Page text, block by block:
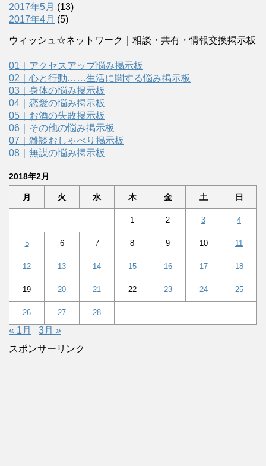
2017年5月 (13)
2017年4月 (5)
ウィッシュ☆ネットワーク｜相談・共有・情報交換掲示板
01｜アクセスアップ悩み掲示板
02｜心と行動……生活に関する悩み掲示板
03｜身体の悩み掲示板
04｜恋愛の悩み掲示板
05｜お酒の失敗掲示板
06｜その他の悩み掲示板
07｜雑談おしゃべり掲示板
08｜無謀の悩み掲示板
2018年2月
月 火 水 木 金 土 日
1 2 3 4
5 6 7 8 9 10 11
12 13 14 15 16 17 18
19 20 21 22 23 24 25
26 27 28
« 1月
3月 »
スポンサーリンク